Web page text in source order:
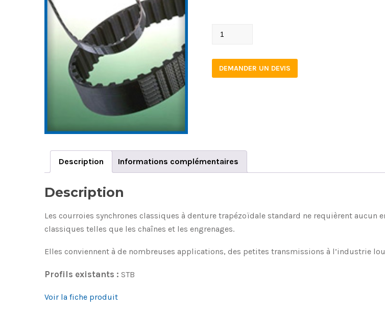
510
100
STBDEMANDER UN DEVIS
Description Informations complémentaires
Description
Les courroies synchrones classiques à denture trapézoïdale standard ne requièrent
classiques telles que les chaînes et les engrenages.
Elles conviennent à de nombreuses applications, des petites transmissions à l’industrie
Profils existants : STB
Voir la fiche produit